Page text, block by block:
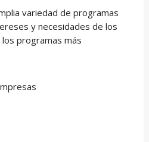
variedad de programas
y necesidades de los
programas más